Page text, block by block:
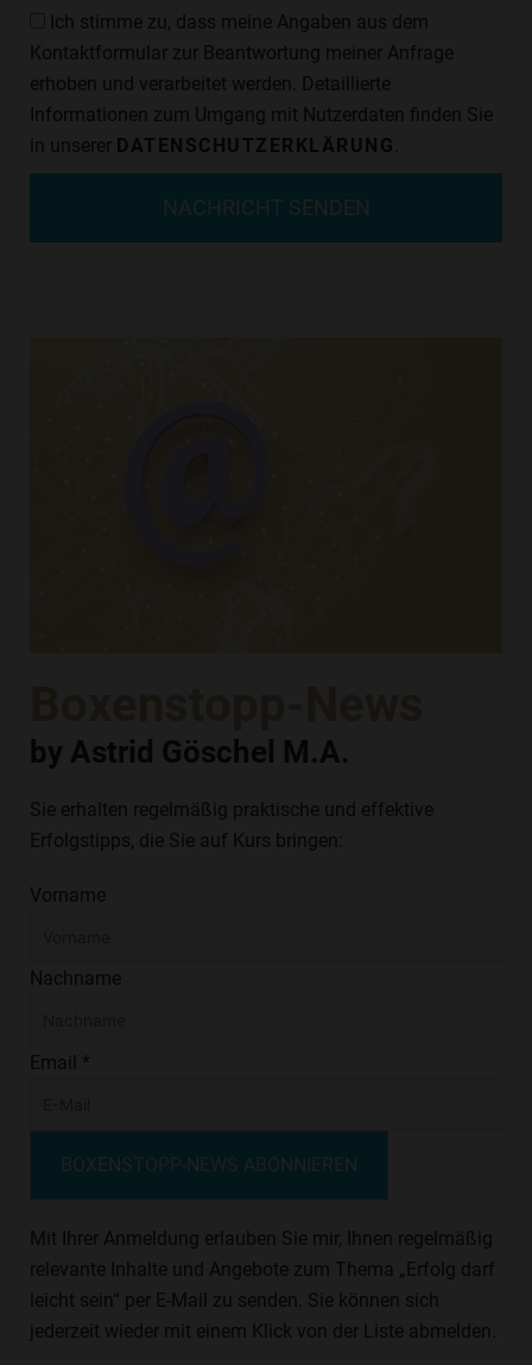
Datenschutzzustimmung
Ich stimme zu, dass meine Angaben aus dem
Kontaktformular zur Beantwortung meiner Anfrage
erhoben und verarbeitet werden. Detaillierte
Informationen zum Umgang mit Nutzerdaten finden Sie
in unserer DATENSCHUTZERKLÄRUNG
NACHRICHT SENDEN
by Astrid Göschel M.A.
Sie erhalten regelmäßig praktische und effektive
Erfolgstipps, die Sie auf Kurs bringen:
Vorname
Nachname
Email *
BOXENSTOPP-NEWS ABONNIEREN
Mit Ihrer Anmeldung erlauben Sie mir, Ihnen regelmäßig
relevante Inhalte und Angebote zum Thema „Erfolg darf
leicht sein“ per E-Mail zu senden. Sie können sich
jederzeit wieder mit einem Klick von der Liste abmelden.